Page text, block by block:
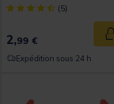
[object Object] out of 5
(5)
2,99 €
Expédition sous 24 h